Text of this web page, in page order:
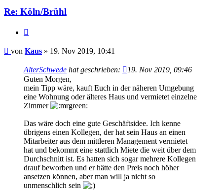
Re: Köln/Brühl
Beitrag
von Kaus » 19. Nov 2019, 10:41
AlterSchwede hat geschrieben:
19. Nov 2019, 09:46
Guten Morgen,
mein Tipp wäre, kauft Euch in der näheren Umgebung
eine Wohnung oder älteres Haus und vermietet einzelne
Zimmer
Das wäre doch eine gute Geschäftsidee. Ich kenne
übrigens einen Kollegen, der hat sein Haus an einen
Mitarbeiter aus dem mittleren Management vermietet
hat und bekommt eine stattlich Miete die weit über dem
Durchschnitt ist. Es hatten sich sogar mehrere Kollegen
drauf beworben und er hätte den Preis noch höher
ansetzen können, aber man will ja nicht so
unmenschlich sein